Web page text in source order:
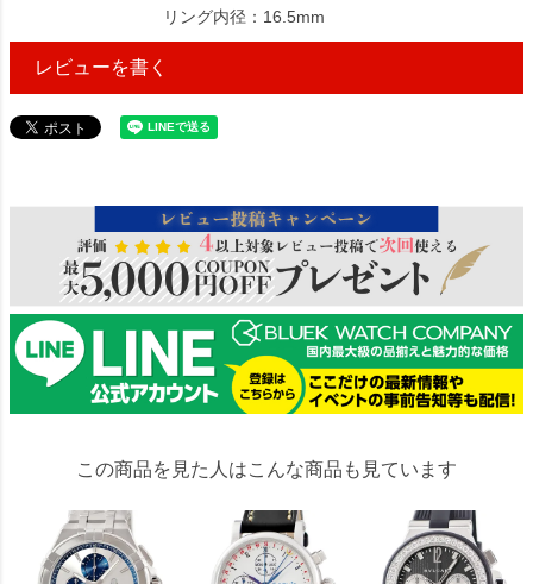
リング内径：16.5mm
レビューを書く
この商品を見た人はこんな商品も見ています